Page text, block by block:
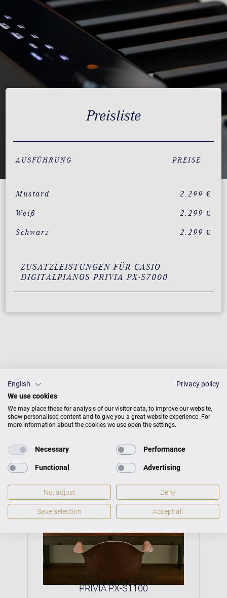
Preisliste
AUSFÜHRUNG PREISE
Mustard 2.299 €
Weiß 2.299 €
Schwarz 2.299 €
ZUSATZLEISTUNGEN FÜR CASIO
DIGITALPIANOS PRIVIA PX-S7000
Mehr CASIO Digitalpianos Produkte
PRIVIA PX-S1100
English
Privacy policy
We use cookies
We may place these for analysis of our visitor data, to improve our website,
show personalised content and to give you a great website experience. For
more information about the cookies we use open the settings.
Necessary Performance
Functional Advertising
No, adjust Deny
Save selection Accept all